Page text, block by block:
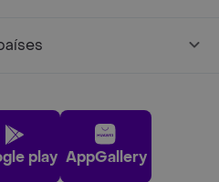
play AppGallery